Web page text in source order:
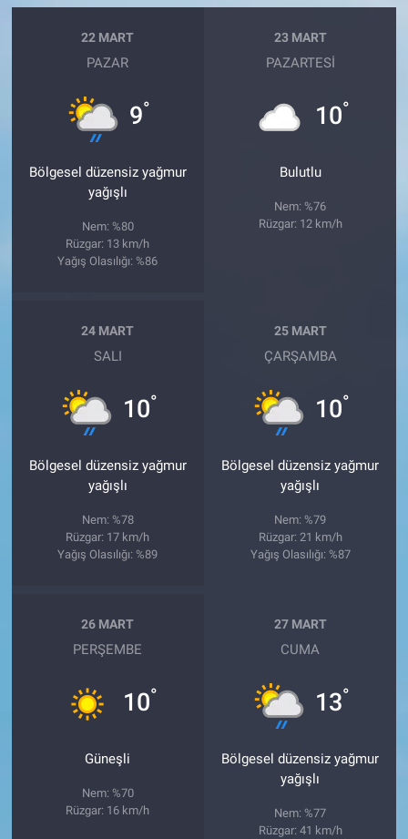
22 MART
PAZAR
9°
Bölgesel düzensiz yağmur
yağışlı
Nem: %80
Rüzgar: 13 km/h
Yağış Olasılığı: %86
23 MART
PAZARTESI
10°
Bulutlu
Nem: %76
Rüzgar: 12 km/h
24 MART
SALI
10°
Bölgesel düzensiz yağmur
yağışlı
Nem: %78
Rüzgar: 17 km/h
Yağış Olasılığı: %89
25 MART
ÇARŞAMBA
10°
Bölgesel düzensiz yağmur
yağışlı
Nem: %79
Rüzgar: 21 km/h
Yağış Olasılığı: %87
26 MART
PERŞEMBE
10°
Güneşli
Nem: %70
Rüzgar: 16 km/h
27 MART
CUMA
13°
Bölgesel düzensiz yağmur
yağışlı
Nem: %77
Rüzgar: 41 km/h